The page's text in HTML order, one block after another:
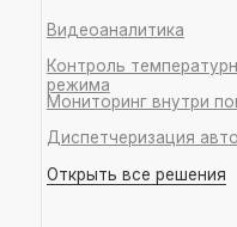
Политика конфиденциальности